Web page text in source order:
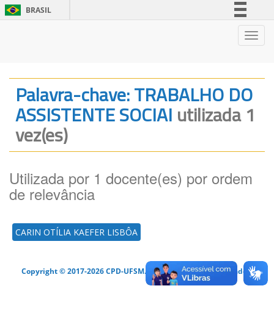
BRASIL
Legislação
Canais
Palavra-chave: TRABALHO DO
ASSISTENTE SOCIAI utilizada 1
vez(es)
Utilizada por 1 docente(es) por ordem
de relevância
CARIN OTÍLIA KAEFER LISBÔA
Copyright © 2017-2026 CPD-UFSM. Todos os direitos reservados.